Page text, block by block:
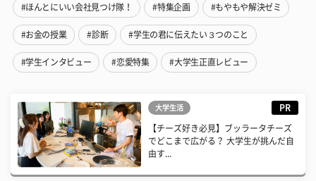
#ほんとにいい会社見つけ隊！ #特集企画 #もやもや解決ゼミ
#お金の授業 #診断 #学生の君に伝えたい３つのこと
#学生インタビュー #恋愛特集 #大学生正直レビュー
大学生活 PR
【チーズ好き必見】ブッラータチーズ
でどこまで広がる？ 大学生が挑んだ自
由す...